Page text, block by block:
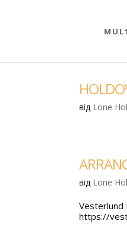
від Lone
від Lone
Vesterlund
https://